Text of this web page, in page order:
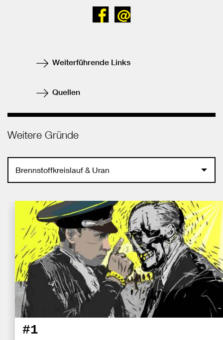
Bei
teilen
Senden
Weiterführende Links
Quellen
Weitere Gründe
Brennstoffkreislauf & Uran
#1